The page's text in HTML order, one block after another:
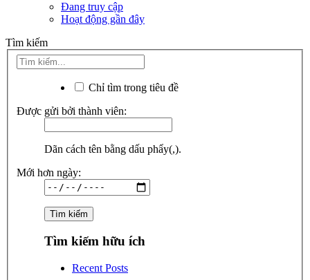
Đang truy cập
Hoạt động gần đây
Tìm kiếm
Chỉ tìm trong tiêu đề
Được gửi bởi thành viên:
Dãn cách tên bằng dấu phẩy(,).
Mới hơn ngày:
Tìm kiếm hữu ích
Recent Posts